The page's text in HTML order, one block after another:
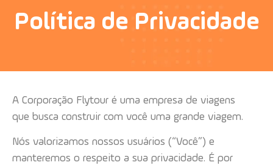
Política de Privacidade
A Corporação Flytour é uma empresa de viagens
que busca construir com você uma grande viagem.
Nós valorizamos nossos usuários (“Você”) e
manteremos o respeito a sua privacidade. É por